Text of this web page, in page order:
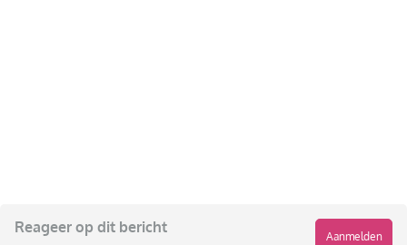
Reageer op dit bericht
Aanmelden